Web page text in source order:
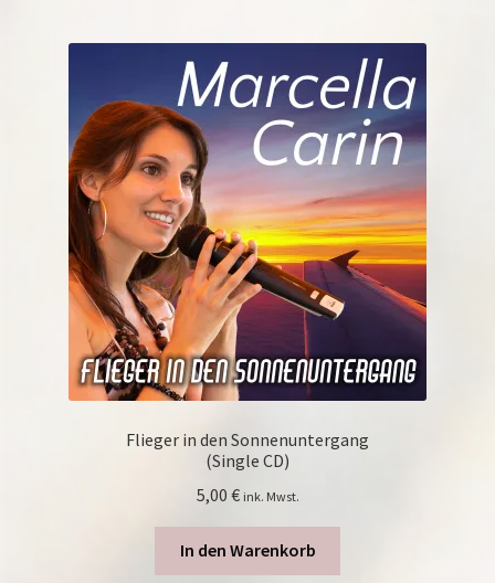
Flieger in den Sonnenuntergang
(Single CD)
5,00 € ink. Mwst.
In den Warenkorb